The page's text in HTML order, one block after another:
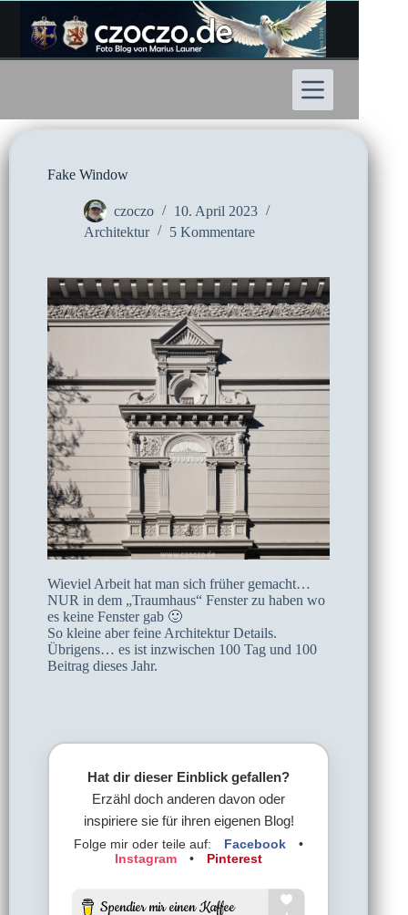
Inhalt
springen
Fake Window
czoczo
10. April 2023
Architektur
5 Kommentare
Wieviel Arbeit hat man sich früher gemacht…
NUR in dem „Traumhaus“ Fenster zu haben wo
es keine Fenster gab 🙂
So kleine aber feine Architektur Details.
Übrigens… es ist inzwischen 100 Tag und 100
Beitrag dieses Jahr.
Hat dir dieser Einblick gefallen?
Erzähl doch anderen davon oder
inspiriere sie für ihren eigenen Blog!
Folge mir oder teile auf: Facebook
•
Instagram
• Pinterest